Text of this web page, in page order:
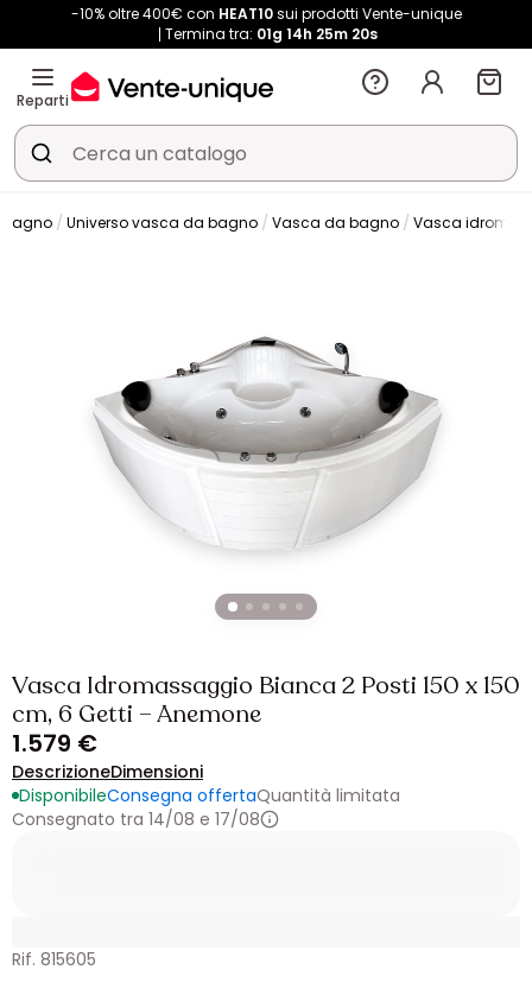
-10% oltre 400€ con HEAT10sui prodotti Vente-unique
Termina tra: 01g 14h 25m 19s
Reparti
Bagno Universo vasca da bagno Vasca da bagno Vasca
Vasca Idromassaggio Bianca 2 Posti 150 x 150
cm, 6 Getti – Anemone
1.579 €
DescrizioneDimensioni
DisponibileConsegna offertaQuantità limitata
Consegnato tra 14/08 e 17/08
Rif. 815605